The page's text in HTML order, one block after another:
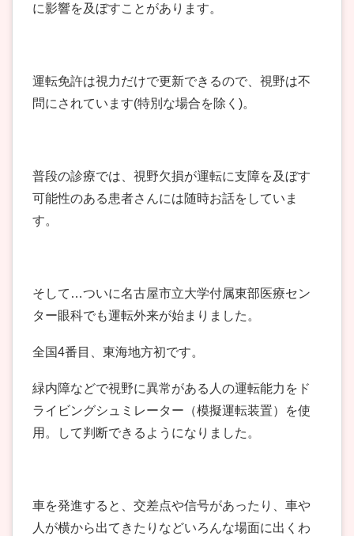
に影響を及ぼすことがあります。
運転免許は視力だけで更新できるので、視野は不
問にされています(特別な場合を除く)。
普段の診療では、視野欠損が運転に支障を及ぼす
可能性のある患者さんには随時お話をしていま
す。
そして…ついに名古屋市立大学付属東部医療セン
ター眼科でも運転外来が始まりました。
全国4番目、東海地方初です。
緑内障などで視野に異常がある人の運転能力をド
ライビングシュミレーター（模擬運転装置）を使
用。して判断できるようになりました。
車を発進すると、交差点や信号があったり、車や
人が横から出てきたりなどいろんな場面に出くわ